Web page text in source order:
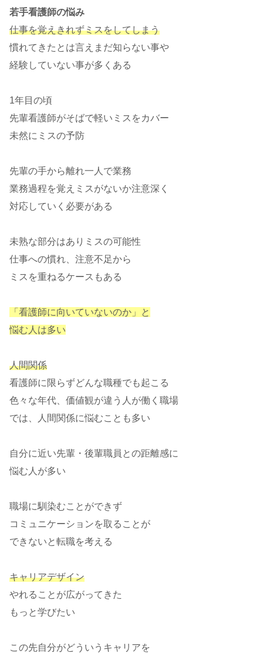
若手看護師の悩み
仕事を覚えきれずミスをしてしまう
慣れてきたとは言えまだ知らない事や
経験していない事が多くある
1年目の頃
先輩看護師がそばで軽いミスをカバー
未然にミスの予防
先輩の手から離れ一人で業務
業務過程を覚えミスがないか注意深く
対応していく必要がある
未熟な部分はありミスの可能性
仕事への慣れ、注意不足から
ミスを重ねるケースもある
「看護師に向いていないのか」と
悩む人は多い
人間関係
看護師に限らずどんな職種でも起こる
色々な年代、価値観が違う人が働く職場
では、人間関係に悩むことも多い
自分に近い先輩・後輩職員との距離感に
悩む人が多い
職場に馴染むことができず
コミュニケーションを取ることが
できないと転職を考える
キャリアデザイン
やれることが広がってきた
もっと学びたい
この先自分がどういうキャリアを